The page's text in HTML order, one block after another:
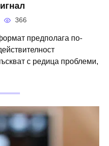
366
предполага по-
с редица проблеми,